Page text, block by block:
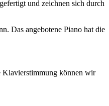
und zeichnen sich durch
Das angebotene Piano hat die
Klavierstimmung können wir